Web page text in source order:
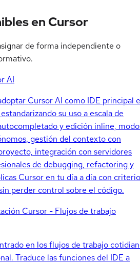
en Cursor
de forma independiente o
AI
Cursor AI como IDE principal
su uso a escala de
y edición inline,
gestión del contexto con
integración con servidores
de debugging, refactoring y
Cursor en tu día a día con criterio
perder control sobre el código.
Cursor - Flujos de trabajo
en los flujos de trabajo
Traduce las funciones del IDE a